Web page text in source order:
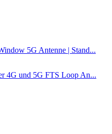
5G Antenne | Stand...
4G und 5G FTS Loop An...